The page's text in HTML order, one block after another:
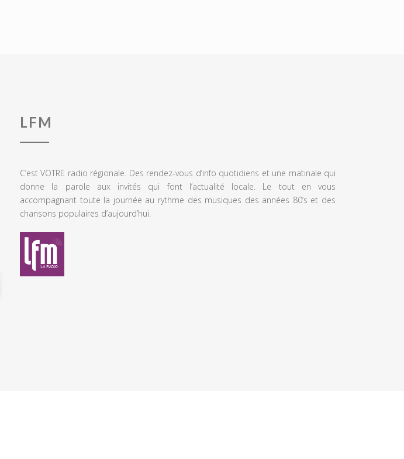
LFM
C’est VOTRE radio régionale. Des rendez-vous d’info quotidiens et une matinale qui
donne la parole aux invités qui font l’actualité locale. Le tout en vous
accompagnant toute la journée au rythme des musiques des années 80’s et des
chansons populaires d’aujourd’hui.